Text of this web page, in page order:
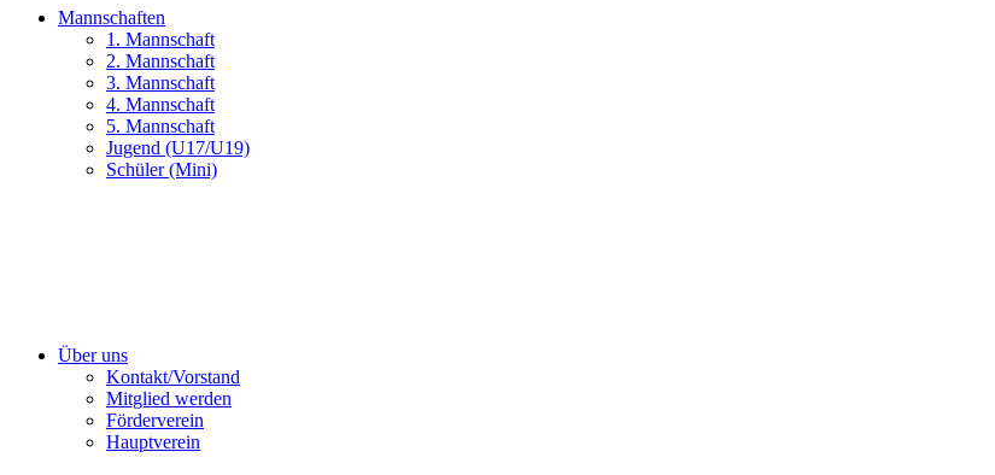
Mannschaften
1. Mannschaft
2. Mannschaft
3. Mannschaft
4. Mannschaft
5. Mannschaft
Jugend (U17/U19)
Schüler (Mini)
Über uns
Kontakt/Vorstand
Mitglied werden
Förderverein
Hauptverein